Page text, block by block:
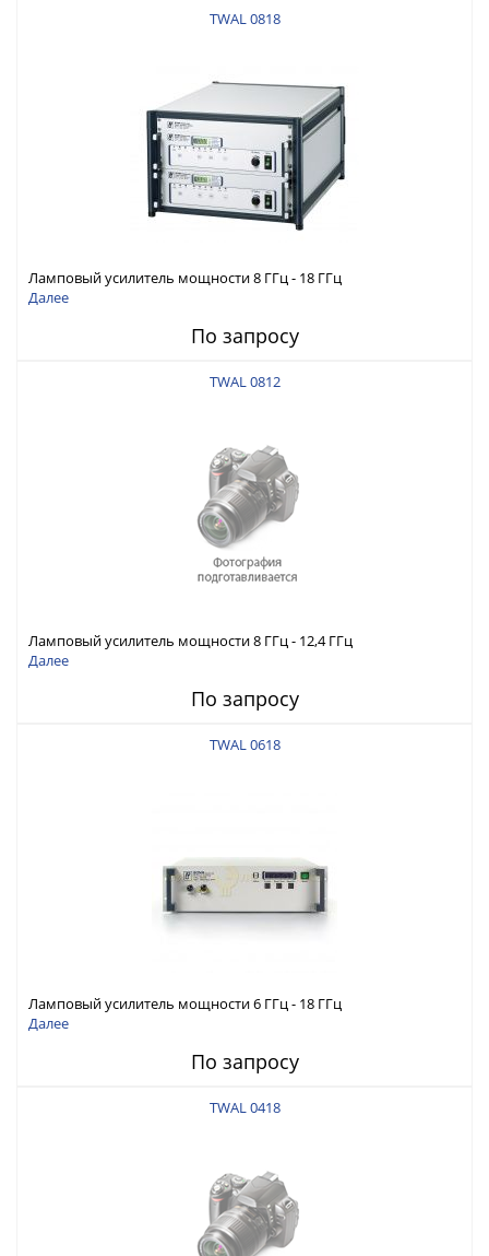
TWAL 0818
Ламповый усилитель мощности 8 ГГц - 18 ГГц
Далее
По запросу
TWAL 0812
Ламповый усилитель мощности 8 ГГц - 12,4 ГГц
Далее
По запросу
TWAL 0618
Ламповый усилитель мощности 6 ГГц - 18 ГГц
Далее
По запросу
TWAL 0418